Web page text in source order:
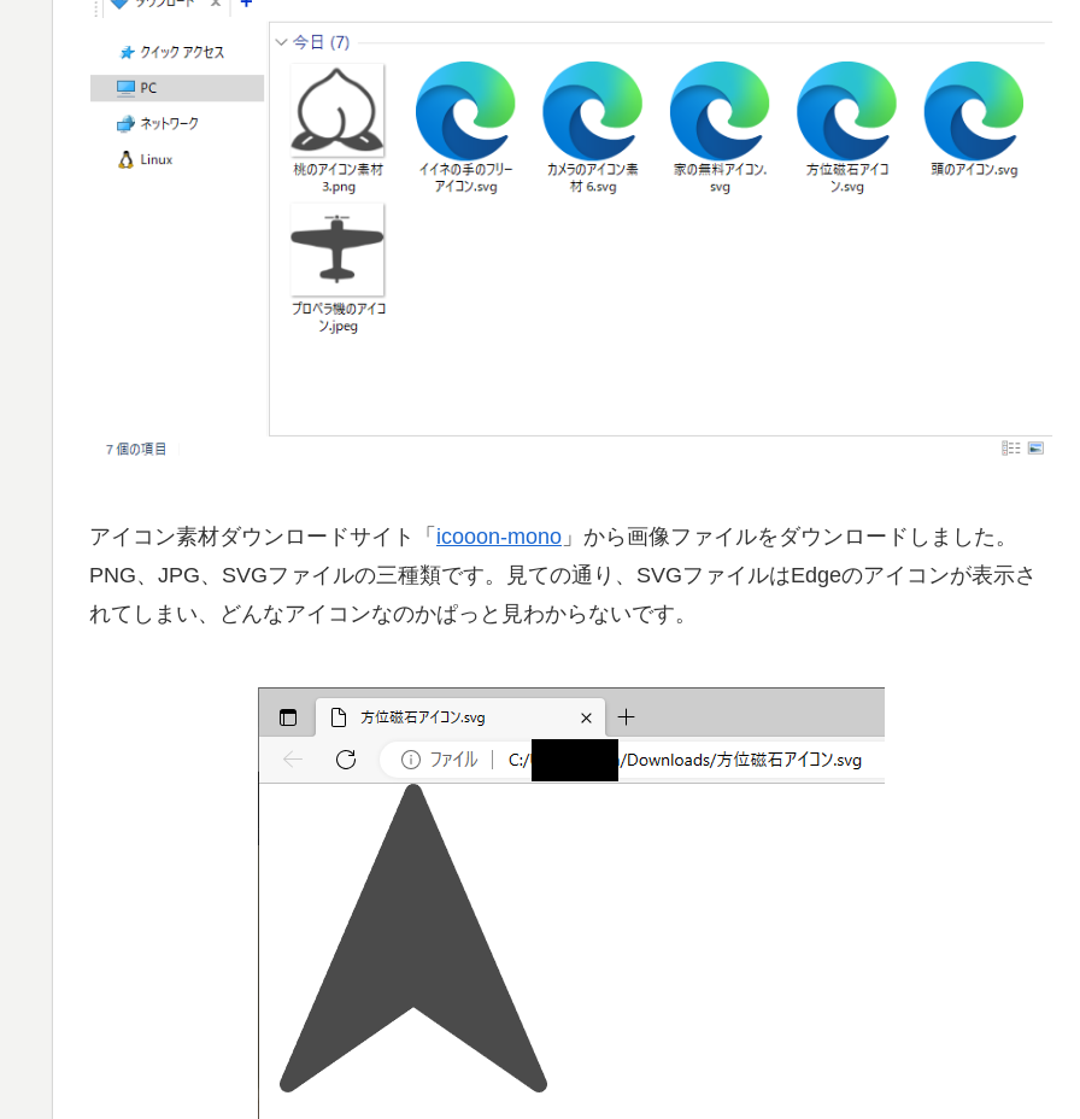
アイコン素材ダウンロードサイト「 icooon-mono 」から画像ファイルをダウンロードしました。
PNG、JPG、SVGファイルの三種類です。見ての通り、SVGファイルはEdgeのアイコンが表示さ
れてしまい、どんなアイコンなのかぱっと見わからないです。